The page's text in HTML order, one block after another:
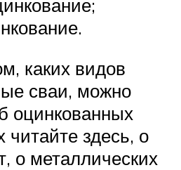
каких видов
сваи, можно
оцинкованных
читайте здесь, о
о металлических